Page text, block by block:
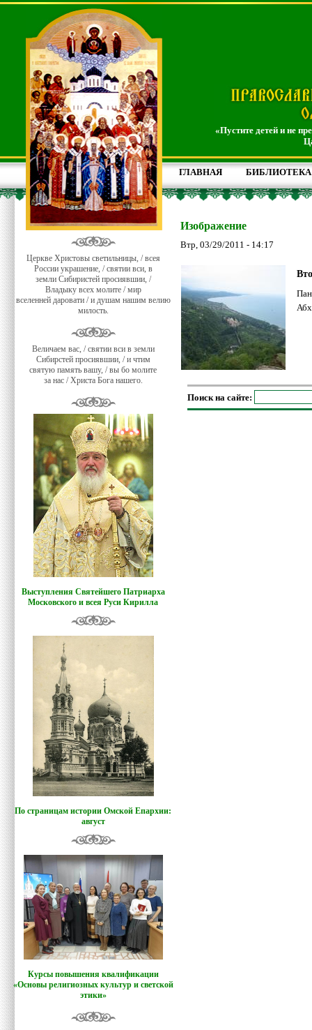
«Пустите детей и не
ГЛАВНАЯ БИБЛИОТЕКА
Церкве Христовы светильницы, / всея
России украшение, / святии вси, в
земли Сибиристей просиявшии, /
Владыку всех молите / мир
вселенней даровати / и душам нашим велию
милость.
Величаем вас, / святии вси в земли
Сибирстей просиявшии, / и чтим
святую память вашу, / вы бо молите
за нас / Христа Бога нашего.
Выступления Святейшего Патриарха
Московского и всея Руси Кирилла
По страницам истории Омской Епархии:
август
Курсы повышения квалификации
«Основы религиозных культур и светской
этики»
Изображение
Втр, 03/29/2011 - 14:17
Поиск на сайте: